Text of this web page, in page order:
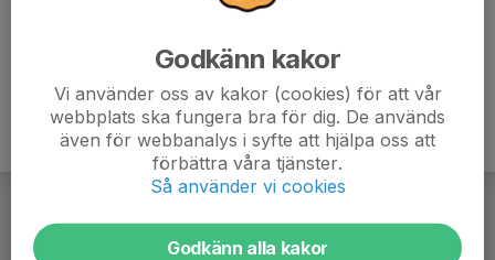
Godkänn kakor
Vi använder oss av kakor (cookies) för att vår
webbplats ska fungera bra för dig. De används
även för webbanalys i syfte att hjälpa oss att
förbättra våra tjänster.
Så använder vi cookies
Godkänn alla kakor